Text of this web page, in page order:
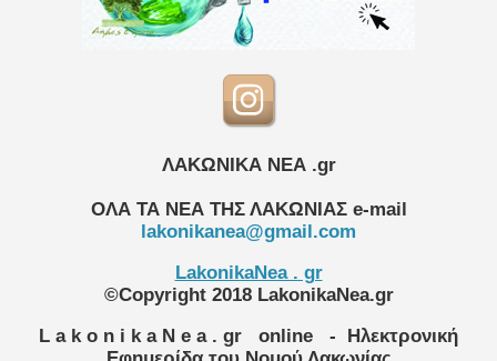
ΛΑΚΩΝΙΚΑ ΝΕΑ .gr
ΟΛΑ ΤΑ ΝΕΑ ΤΗΣ ΛΑΚΩΝΙΑΣ e-mail
lakonikanea@gmail.com
LakonikaNea . gr
©Copyright 2018 LakonikaNea.gr
L a k o n i k a N e a . gr
online
- Ηλεκτρονική